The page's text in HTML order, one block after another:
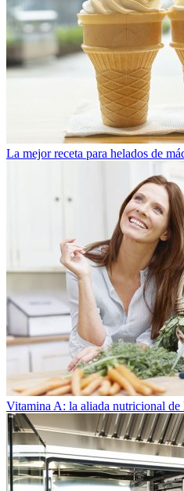
La mejor receta para helados de
Vitamina A: la aliada nutricional de